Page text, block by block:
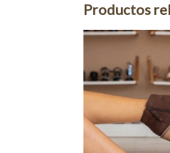
Productos